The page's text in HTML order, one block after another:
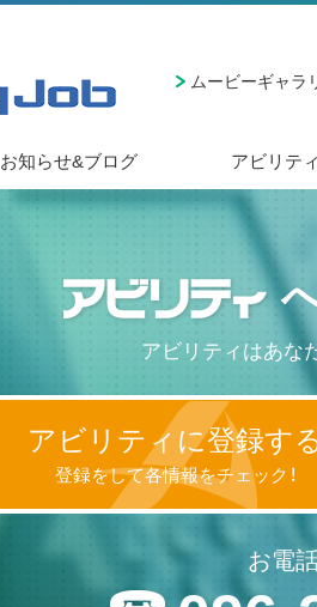
ムービーギャラ
お知らせ&ブログ アビリテ
アビリティはあな
アビリティに登録す
登録をして各情報をチェック！
お電